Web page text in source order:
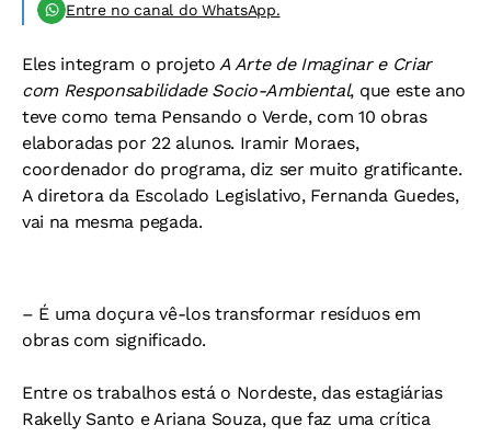
Entre no canal do WhatsApp.
Eles integram o projeto A Arte de Imaginar e Criar
com Responsabilidade Socio-Ambiental, que este ano
teve como tema Pensando o Verde, com 10 obras
elaboradas por 22 alunos. Iramir Moraes,
coordenador do programa, diz ser muito gratificante.
A diretora da Escolado Legislativo, Fernanda Guedes,
vai na mesma pegada.
– É uma doçura vê-los transformar resíduos em
obras com significado.
Entre os trabalhos está o Nordeste, das estagiárias
Rakelly Santo e Ariana Souza, que faz uma crítica